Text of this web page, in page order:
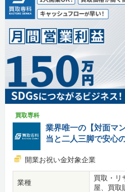
買取専科
業界唯一の【対面マ
当と二人三脚で安心
開業お祝い金対象企業
業種
買取・リ
屋、買取